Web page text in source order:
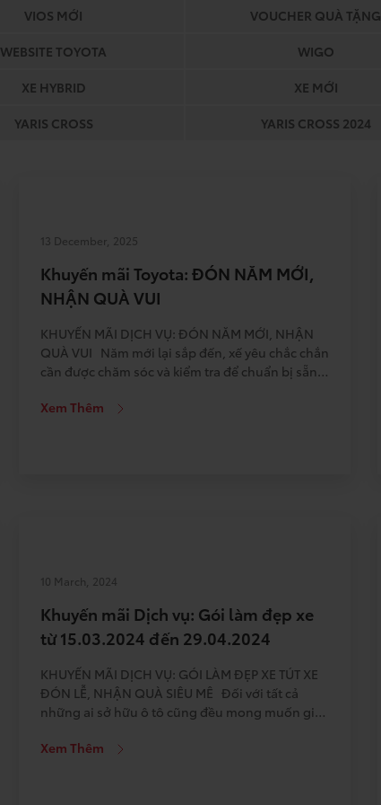
VIOS MỚI VOUCHER QUÀ TẶNG
WEBSITE TOYOTA WIGO
XE HYBRID XE MỚI
YARIS CROSS YARIS CROSS 2024
13 December, 2025
Khuyến mãi Toyota: ĐÓN NĂM MỚI,
NHẬN QUÀ VUI
KHUYẾN MÃI DỊCH VỤ: ĐÓN NĂM MỚI, NHẬN
QUÀ VUI Năm mới lại sắp đến, xế yêu chắc chắn
cần được chăm sóc và kiểm tra để chuẩn bị sẵn
Do đó, Phòng Dịch vụ Toyota An Thành
Xem Thêm
10 March, 2024
Khuyến mãi Dịch vụ: Gói làm đẹp xe
từ 15.03.2024 đến 29.04.2024
KHUYẾN MÃI DỊCH VỤ: GÓI LÀM ĐẸP XE TÚT XE
ĐÓN LỄ, NHẬN QUÀ SIÊU MÊ Đối với tất cả
những ai sở hữu ô tô cũng đều mong muốn giữ
thế nữa, Tết vừa qua thì Lễ tháng tư lại sắp […]
Xem Thêm